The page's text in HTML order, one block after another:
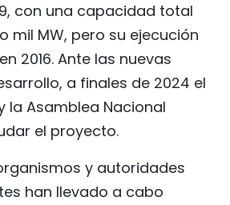
con una capacidad total
mil MW, pero su ejecución
2016. Ante las nuevas
a finales de 2024 el
la Asamblea Nacional
el proyecto.
y autoridades
han llevado a cabo